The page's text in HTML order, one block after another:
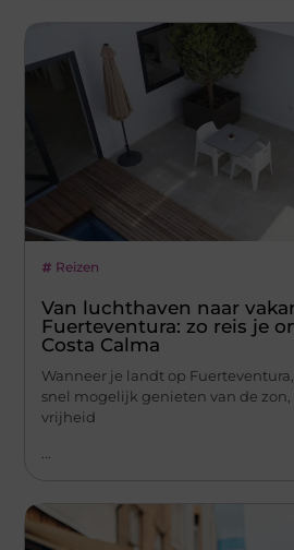
Reizen
Van luchthaven naar
Fuerteventura: zo reis je
Costa Calma
Wanneer je landt op
snel mogelijk genieten van de zon,
vrijheid